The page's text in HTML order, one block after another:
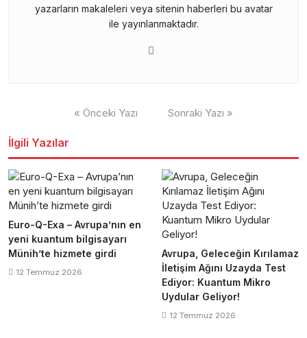
yazarların makaleleri veya sitenin haberleri bu avatar
ile yayınlanmaktadır.
« Önceki Yazı Sonraki Yazı »
İlgili Yazılar
Euro-Q-Exa – Avrupa’nın en
yeni kuantum bilgisayarı
Münih’te hizmete girdi
12 Temmuz 2026
Avrupa, Geleceğin Kırılamaz
İletişim Ağını Uzayda Test
Ediyor: Kuantum Mikro
Uydular Geliyor!
12 Temmuz 2026